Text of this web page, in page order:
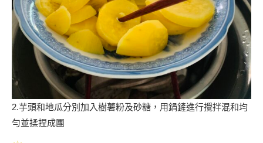
2.芋頭和地瓜分別加入樹薯粉及砂糖，用鍋鏟進行攪拌混和均
勻並揉捏成團